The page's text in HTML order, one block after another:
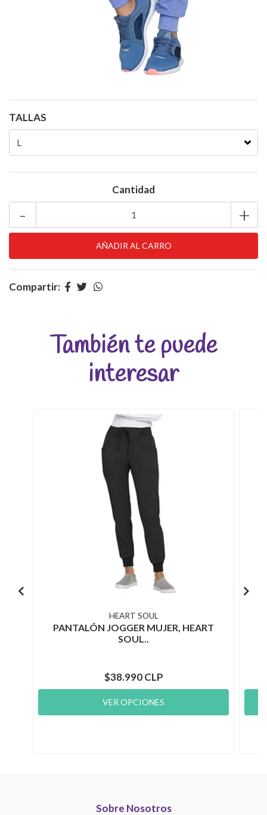
TALLAS
Cantidad
+
-
Compartir:
También te puede
interesar
HEART SOUL
PANTALÓN JOGGER MUJER, HEART
SOUL..
$38.990 CLP
VER OPCIONES
Sobre Nosotros